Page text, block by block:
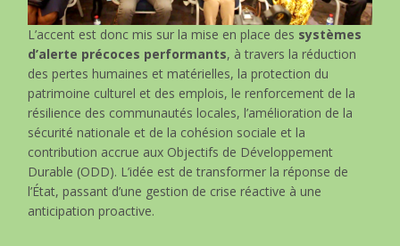
L’accent est donc mis sur la mise en place des systèmes
d’alerte précoces performants, à travers la réduction
des pertes humaines et matérielles, la protection du
patrimoine culturel et des emplois, le renforcement de la
résilience des communautés locales, l’amélioration de la
sécurité nationale et de la cohésion sociale et la
contribution accrue aux Objectifs de Développement
Durable (ODD). L’idée est de transformer la réponse de
l’État, passant d’une gestion de crise réactive à une
anticipation proactive.